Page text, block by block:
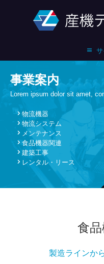
事業案内
Lorem ipsum dolor sit amet,
物流機器
物流システム
メンテナンス
食品機器関連
建築工事
レンタル・リース
食
製造ラインか